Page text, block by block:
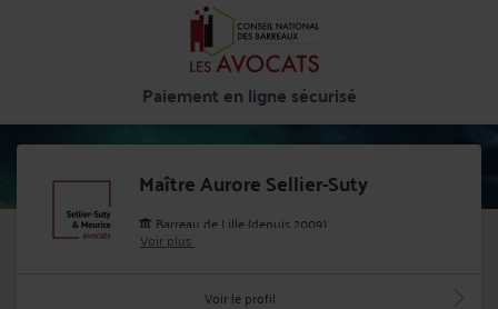
Paiement en ligne sécurisé
Maître Aurore Sellier-Suty
Barreau de Lille (depuis 2009)
25, rue Gounod 59000 LILLE
Voir plus
Voir le profil